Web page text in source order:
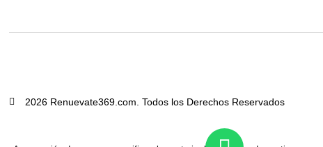
2026 Renuevate369.com. Todos los Derechos Reservados